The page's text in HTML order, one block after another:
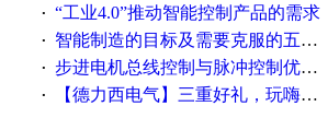
· “工业4.0”推动智能控制产品的需求
· 智能制造的目标及需要克服的五个障碍
· 步进电机总线控制与脉冲控制优缺点
· 【德力西电气】三重好礼，玩嗨夏日！